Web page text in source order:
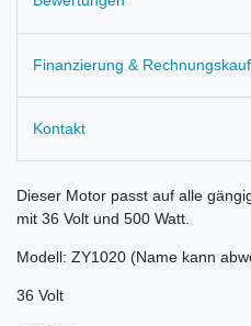
Finanzierung & Rechnungskauf
Kontakt
Dieser Motor passt auf alle
mit 36 Volt und 500 Watt.
Modell: ZY1020 (Name kann
36 Volt